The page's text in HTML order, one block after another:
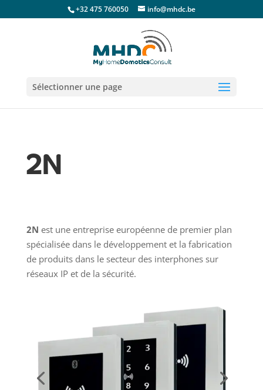
+32 475 760050 info@mhdc.be
Sélectionner une page
2N
2N est une entreprise européenne de premier plan
spécialisée dans le développement et la fabrication
de produits dans le secteur des interphones sur
réseaux IP et de la sécurité.